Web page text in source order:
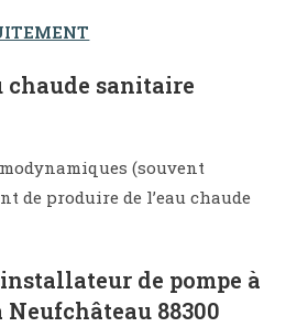
chaude sanitaire
(souvent
de produire de l’eau chaude
de pompe à
88300